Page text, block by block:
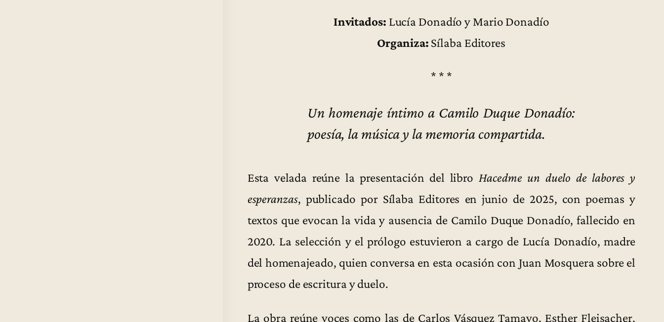
Invitados: Lucía Donadío y Mario Donadío
Organiza: Sílaba Editores
* * *
Un homenaje íntimo a Camilo Duque Donadío:
poesía, la música y la memoria compartida.
Esta velada reúne la presentación del libro Hacedme un duelo de labores y
esperanzas, publicado por Sílaba Editores en junio de 2025, con poemas y
textos que evocan la vida y ausencia de Camilo Duque Donadío, fallecido en
2020. La selección y el prólogo estuvieron a cargo de Lucía Donadío, madre
del homenajeado, quien conversa en esta ocasión con Juan Mosquera sobre el
proceso de escritura y duelo.
La obra reúne voces como las de Carlos Vásquez Tamayo, Esther Fleisacher,